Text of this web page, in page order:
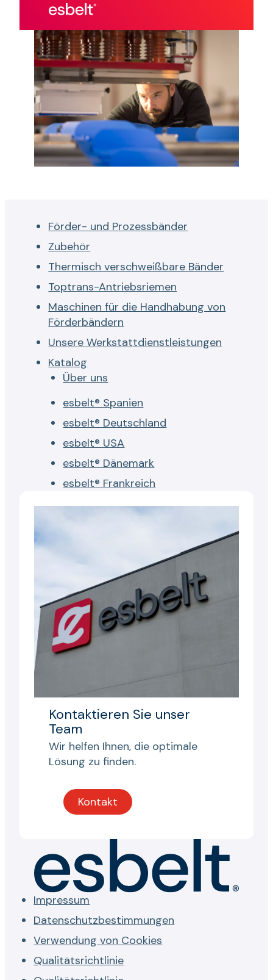
Förder- und Prozessbänder
Zubehör
Thermisch verschweißbare Bänder
Toptrans-Antriebsriemen
Maschinen für die Handhabung von
Förderbändern
Unsere Werkstattdienstleistungen
Katalog
Über uns
esbelt® Spanien
esbelt® Deutschland
esbelt® USA
esbelt® Dänemark
esbelt® Frankreich
Kontaktieren Sie unser
Team
Wir helfen Ihnen, die optimale
Lösung zu finden.
Kontakt
Impressum
Datenschutzbestimmungen
Verwendung von Cookies
Qualitätsrichtlinie